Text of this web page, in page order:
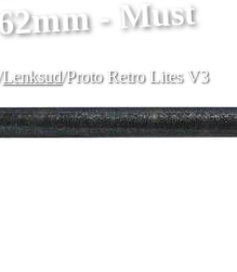
- Must
Lenksud/Proto Retro Lites V3